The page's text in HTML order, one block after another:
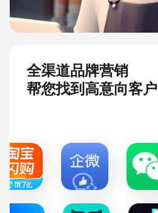
全渠道品牌营销
帮您找到高意向客户